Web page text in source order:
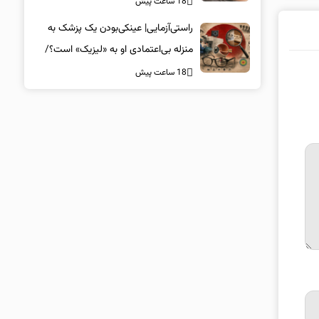
راستی‌آزمایی| عینکی‌بودن یک پزشک به
منزله بی‌اعتمادی او به «لیزیک» است؟/
جراحان، چشم فرزندان خود را لیزیک
18 ساعت پیش